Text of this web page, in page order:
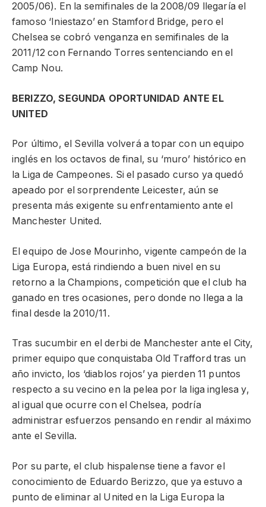
2005/06). En la semifinales de la 2008/09 llegaría el
famoso ‘Iniestazo’ en Stamford Bridge, pero el
Chelsea se cobró venganza en semifinales de la
2011/12 con Fernando Torres sentenciando en el
Camp Nou.
BERIZZO, SEGUNDA OPORTUNIDAD ANTE EL
UNITED
Por último, el Sevilla volverá a topar con un equipo
inglés en los octavos de final, su ‘muro’ histórico en
la Liga de Campeones. Si el pasado curso ya quedó
apeado por el sorprendente Leicester, aún se
presenta más exigente su enfrentamiento ante el
Manchester United.
El equipo de Jose Mourinho, vigente campeón de la
Liga Europa, está rindiendo a buen nivel en su
retorno a la Champions, competición que el club ha
ganado en tres ocasiones, pero donde no llega a la
final desde la 2010/11.
Tras sucumbir en el derbi de Manchester ante el City,
primer equipo que conquistaba Old Trafford tras un
año invicto, los ‘diablos rojos’ ya pierden 11 puntos
respecto a su vecino en la pelea por la liga inglesa y,
al igual que ocurre con el Chelsea, podría
administrar esfuerzos pensando en rendir al máximo
ante el Sevilla.
Por su parte, el club hispalense tiene a favor el
conocimiento de Eduardo Berizzo, que ya estuvo a
punto de eliminar al United en la Liga Europa la